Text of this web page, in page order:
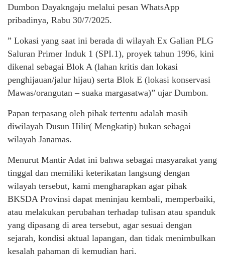
Dumbon Dayakngaju melalui pesan WhatsApp
pribadinya, Rabu 30/7/2025.
” Lokasi yang saat ini berada di wilayah Ex Galian PLG
Saluran Primer Induk 1 (SPI.1), proyek tahun 1996, kini
dikenal sebagai Blok A (lahan kritis dan lokasi
penghijauan/jalur hijau) serta Blok E (lokasi konservasi
Mawas/orangutan – suaka margasatwa)” ujar Dumbon.
Papan terpasang oleh pihak tertentu adalah masih
diwilayah Dusun Hilir( Mengkatip) bukan sebagai
wilayah Janamas.
Menurut Mantir Adat ini bahwa sebagai masyarakat yang
tinggal dan memiliki keterikatan langsung dengan
wilayah tersebut, kami mengharapkan agar pihak
BKSDA Provinsi dapat meninjau kembali, memperbaiki,
atau melakukan perubahan terhadap tulisan atau spanduk
yang dipasang di area tersebut, agar sesuai dengan
sejarah, kondisi aktual lapangan, dan tidak menimbulkan
kesalah pahaman di kemudian hari.